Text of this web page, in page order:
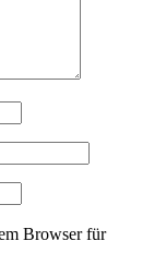
Browser für